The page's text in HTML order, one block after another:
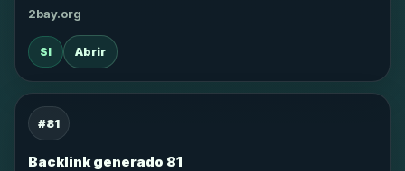
2bay.org
SI Abrir
#81
Backlink generado 81